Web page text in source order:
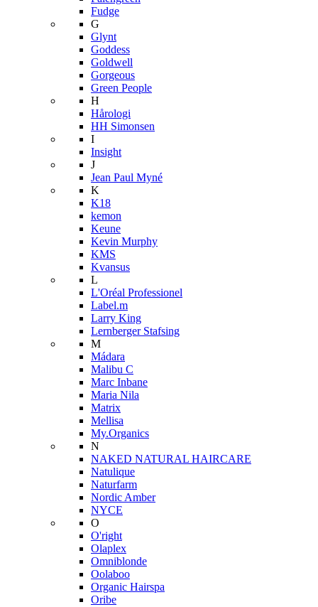
Fudge
G
Glynt
Goddess
Goldwell
Gorgeous
Green People
H
Hårologi
HH Simonsen
I
Insight
J
Jean Paul Myné
K
K18
kemon
Keune
Kevin Murphy
KMS
Kvansus
L
L'Oréal Professionel
Label.m
Larry King
Lernberger Stafsing
M
Mádara
Malibu C
Marc Inbane
Maria Nila
Matrix
Mellisa
My.Organics
N
NAKED NATURAL HAIRCARE
Natulique
Naturfarm
Nordic Amber
NYCE
O
O'right
Olaplex
Omniblonde
Oolaboo
Organic Hairspa
Oribe